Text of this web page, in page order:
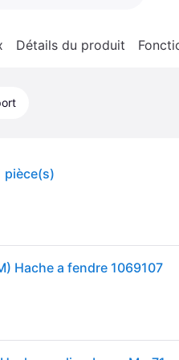
Détails du produit
pièce(s)
Hache a fendre 1069107